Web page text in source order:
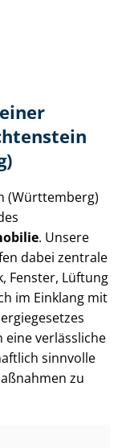
(Württemberg)
. Unsere
dabei zentrale
Fenster, Lüftung
im Einklang mit
eine verlässliche
sinnvolle
zu